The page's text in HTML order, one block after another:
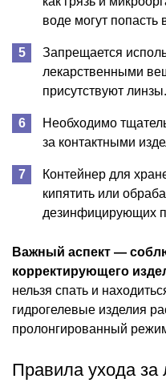
воде могут попасть
Запрещается
лекарственными
присутствуют линзы.
Необходимо
за контактными
Контейнер для
кипятить или
дезинфицирующих
Важный аспект —
корректирующего
нельзя спать и
гидрогелевые изделия
пролонгированный
Правила ухода за